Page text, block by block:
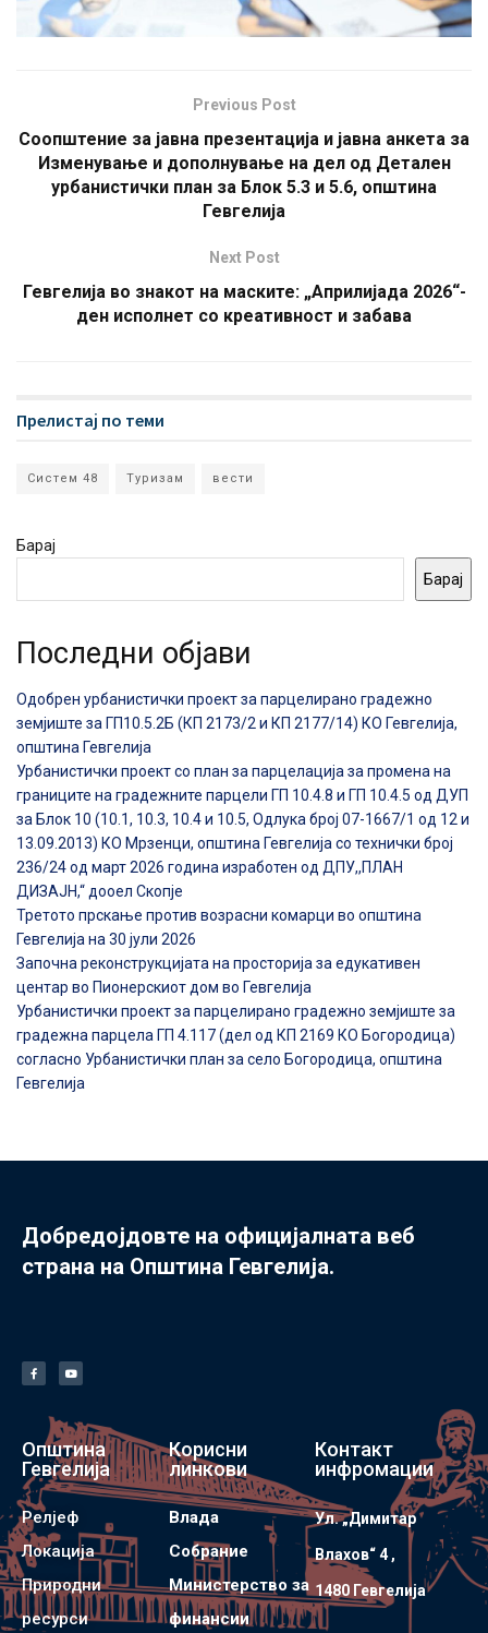
Previous Post
Соопштение за јавна презентација и јавна анкета за
Изменување и дополнување на дел од Детален
урбанистички план за Блок 5.3 и 5.6, општина
Гевгелија
Next Post
Гевгелија во знакот на маските: „Априлијада 2026“-
ден исполнет со креативност и забава
Прелистај по теми
Систем 48 Туризам вести
Барај
Барај
Последни објави
Одобрен урбанистички проект за парцелирано градежно
земјиште за ГП10.5.2Б (КП 2173/2 и КП 2177/14) КО Гевгелија,
општина Гевгелија
Урбанистички проект со план за парцелација за промена на
границите на градежните парцели ГП 10.4.8 и ГП 10.4.5 од ДУП
за Блок 10 (10.1, 10.3, 10.4 и 10.5, Одлука број 07-1667/1 од 12 и
13.09.2013) КО Мрзенци, општина Гевгелија со технички број
236/24 од март 2026 година изработен од ДПУ,,ПЛАН
ДИЗАЈН,“ дооел Скопје
Третото прскање против возрасни комарци во општина
Гевгелија на 30 јули 2026
Започна реконструкцијата на просторија за едукативен
центар во Пионерскиот дом во Гевгелија
Урбанистички проект за парцелирано градежно земјиште за
градежна парцела ГП 4.117 (дел од КП 2169 КО Богородица)
согласно Урбанистички план за село Богородица, општина
Гевгелија
Добредојдовте на официјалната веб
страна на Општина Гевгелија.
Општина
Гевгелија
Релјеф
Локација
Природни
ресурси
Корисни
линкови
Влада
Собрание
Министерство за
финансии
Контакт
инфромации
Ул. „Димитар
Влахов“ 4 ,
1480 Гевгелијa